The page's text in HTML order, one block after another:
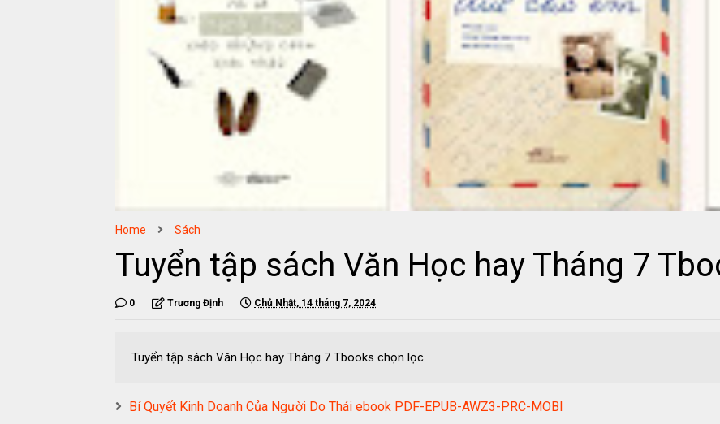
Home Sách
Tuyển tập sách Văn Học hay Tháng 7
0 Trương Định Chủ Nhật, 14 tháng 7, 2024
Tuyển tập sách Văn Học hay Tháng 7 Tbooks chọn lọc
Bí Quyết Kinh Doanh Của Người Do Thái ebook PDF-EPUB-AWZ3-PRC-MOBI